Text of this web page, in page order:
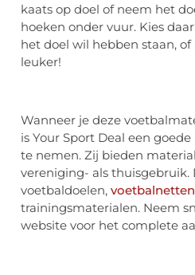
kaats op doel of neem het
hoeken onder vuur. Kies
het doel wil hebben staan,
leuker!
Wanneer je deze
is Your Sport Deal een
te nemen. Zij bieden
vereniging- als thuisgebruik.
voetbaldoelen, voetbalnetten
trainingsmaterialen. Neem
website voor het complete